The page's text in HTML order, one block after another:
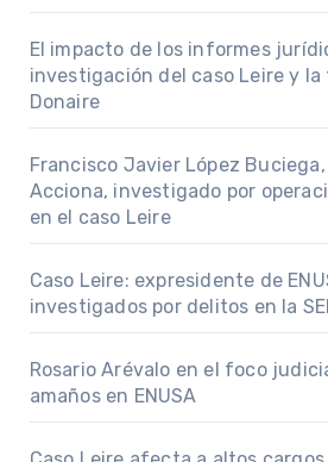
El impacto de los informes
investigación del caso Leire y
Donaire
Francisco Javier López
Acciona, investigado por
en el caso Leire
Caso Leire: expresidente de
investigados por delitos en la
Rosario Arévalo en el foco
amaños en ENUSA